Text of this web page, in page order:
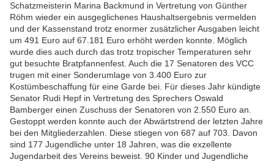
Schatzmeisterin Marina Backmund in Vertretung von Günther
Röhm wieder ein ausgeglichenes Haushaltsergebnis vermelden
und der Kassenstand trotz enormer zusätzlicher Ausgaben leicht
um 491 Euro auf 67.181 Euro erhöht werden konnte. Möglich
wurde dies auch durch das trotz tropischer Temperaturen sehr
gut besuchte Bratpfannenfest. Auch die 17 Senatoren des VCC
trugen mit einer Sonderumlage von 3.400 Euro zur
Kostümbeschaffung für eine Garde bei. Für dieses Jahr kündigte
Senator Rudi Hepf in Vertretung des Sprechers Oswald
Bamberger einen Zuschuss der Senatoren von 2.550 Euro an.
Gestoppt werden konnte auch der Abwärtstrend der letzten Jahre
bei den Mitgliederzahlen. Diese stiegen von 687 auf 703. Davon
sind 177 Jugendliche unter 18 Jahren, was die exzellente
Jugendarbeit des Vereins beweist. 90 Kinder und Jugendliche